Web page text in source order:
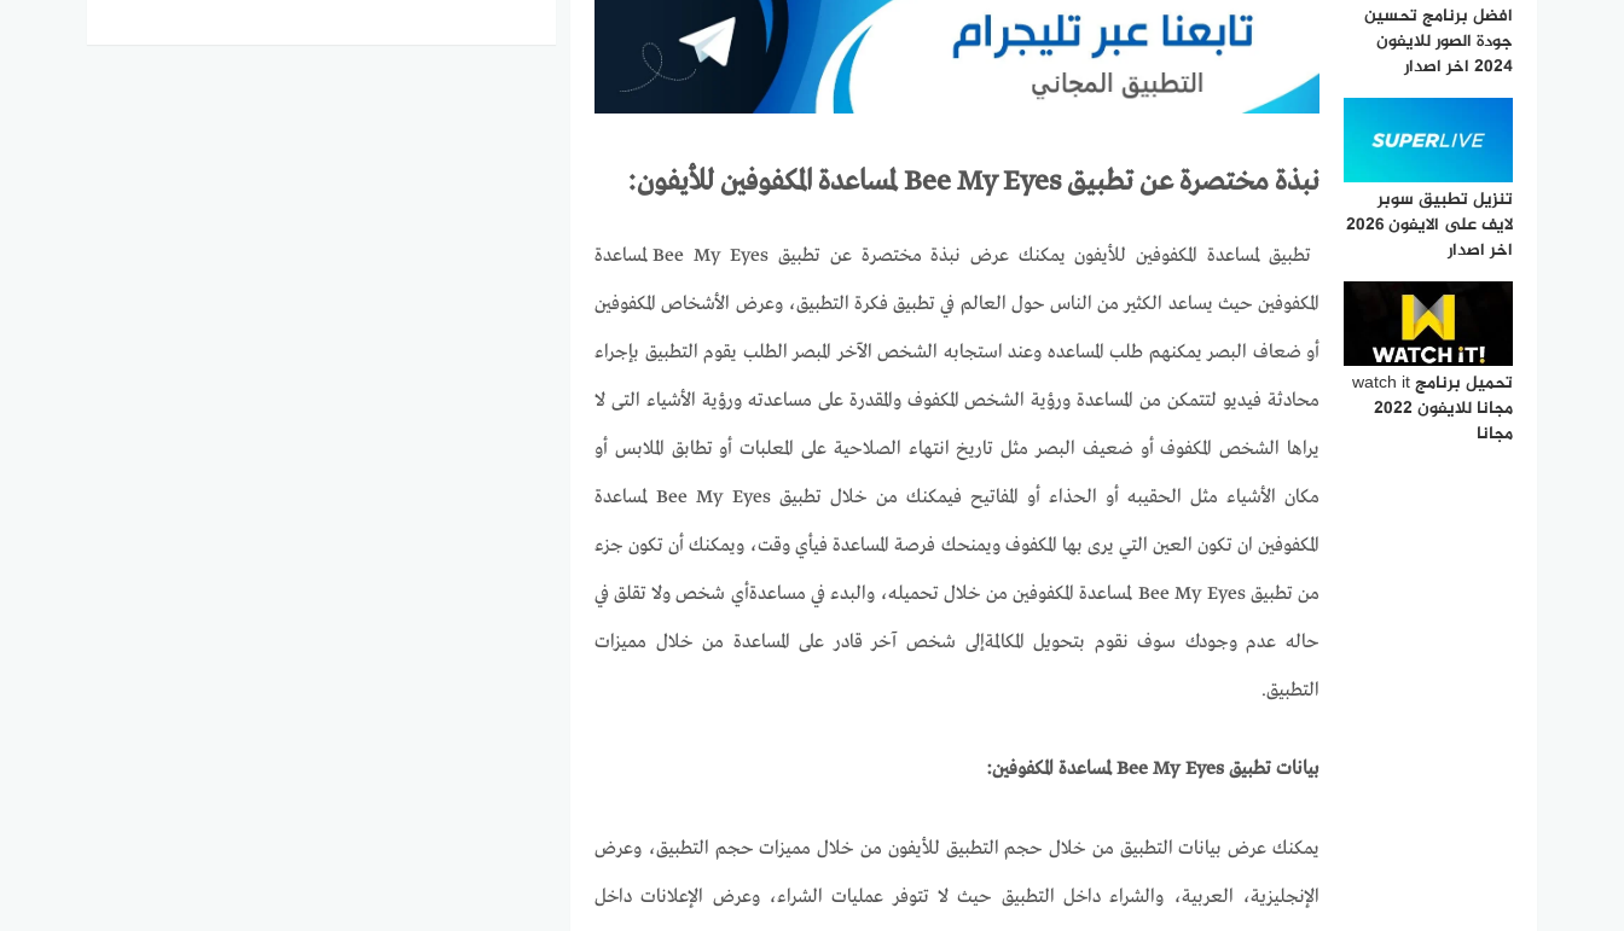
نبذة مختصرة عن تطبيقBee My Eyesلمساعدة المكفوفين للأيفون:
تطبيق لمساعدة المكفوفين للأيفون يمكنك عرض نبذة مختصرة عن تطبيق Bee My Eyes لمساعدة
المكفوفين حيث يساعد الكثير من الناس حول العالم في تطبيق فكرة التطبيق، وعرض الأشخاص المكفوفين
أو ضعاف البصر يمكنهم طلب المساعده وعند استجابه الشخص الآخر المبصر الطلب يقوم التطبيق بإجراء
محادثة فيديو لتتمكن من المساعدة ورؤية الشخص المكفوف والمقدرة على مساعدته ورؤية الأشياء التى لا
يراها الشخص المكفوف أو ضعيف البصر مثل تاريخ انتهاء الصلاحية على المعلبات أو تطابق الملابس أو
مكان الأشياء مثل الحقيبه أو الحذاء أو المفاتيح فيمكنك من خلال تطبيق Bee My Eyes لمساعدة
المكفوفين ان تكون العين التي يرى بها المكفوف ويمنحك فرصة المساعدة فيأي وقت، ويمكنك أن تكون جزء
من تطبيق Bee My Eyes لمساعدة المكفوفين من خلال تحميله، والبدء في مساعدةأي شخص ولا تقلق في
حاله عدم وجودك سوف نقوم بتحويل المكالمةإلى شخص آخر قادر على المساعدة من خلال مميزات
التطبيق.
بيانات تطبيق Bee My Eyesلمساعدة المكفوفين:
يمكنك عرض بيانات التطبيق من خلال حجم التطبيق للأيفون من خلال مميزات حجم التطبيق، وعرض
الإنجليزية، العربية، والشراء داخل التطبيق حيث لا تتوفر عمليات الشراء، وعرض الإعلانات داخل
افضل برنامج تحسين
جودة الصور للايفون
2024 اخر اصدار
تنزيل تطبيق سوبر
لايف على الايفون 2026
اخر اصدار
تحميل برنامج watch it
مجانا للايفون 2022
مجانا